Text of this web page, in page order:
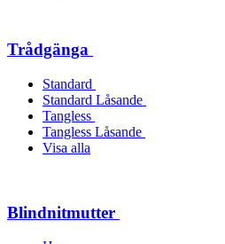
Trådgänga
Standard
Standard Låsande
Tangless
Tangless Låsande
Visa alla
Blindnitmutter